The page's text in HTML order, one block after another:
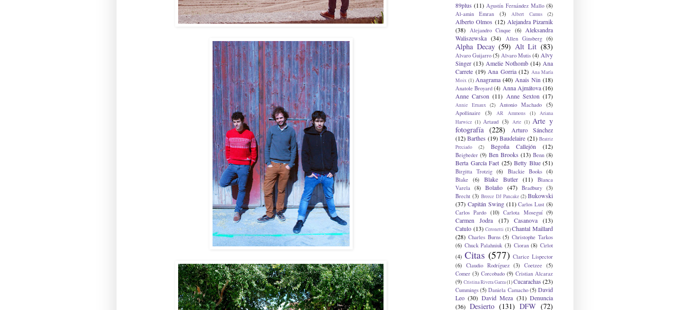
89plus (11) Agustín Fernández Mallo (8)
Al-amin Emran
(3) Albert Camus (2)
Alberto Olmos (12) Alejandra Pizarnik
(38)
Alejandro Cinque (6)
Aleksandra
Waliszewska (34) Allen Ginsberg (6)
Alpha Decay (59) Alt Lit (83)
Alvaro Guijarro (5) Alvaro Mutis (4) Alvy
Singer (13) Amelie Nothomb (14) Ana
Carrete (19) Ana Gorria (12) Ana María
Moix (1) Anagrama (40) Anais Nin (18)
Anatole Broyard (4) Anna Ajmátova (16)
Anne Carson (11) Anne Sexton (17)
Annie Ernaux (2) Antonio Machado
(5)
Apollinaire
(3) AR Ammons (1)
Ariana
Harwicz (1) Artaud (3) Arte (1) Arte y
fotografía (228)
Arturo Sánchez
(12) Barthes (19) Baudelaire (21) Beatriz
Preciado
(2) Begoña Callejón (12)
Beigbeder (9) Ben Brooks (13) Benn (8)
Berta García Faet (25) Betty Blue (51)
Birgitta Trotzig (6) Blackie Books (4)
Blake
(6) Blake Butler (11)
Blanca
Varela
(8) Bolaño (47) Bradbury (3)
Brecht (3) Breece DJ Pancake (2) Bukowski
(37) Capitán Swing (11) Carlos Lust (8)
Carlos Pardo (10) Carlota Moseguí (9)
Carmen Jodra (17) Casanova
(13)
Catulo (13) Ceronetti (1) Chantal Maillard
(28) Charles Burns (5) Christophe Tarkos
(6) Chuck Palahniuk (3) Cioran (8) Cirlot
(4) Citas (577) Clarice Lispector
(6)
Claudio Rodríguez (3) Coetzee (5)
Comer (3) Corcobado (9) Cristian Alcaraz
(9) Cristina Rivera Garza(1)Cucarachas (23)
Cummings (5) Daniela Camacho (5) David
Leo (30) David Meza (31) Denuncia
(36) Desierto (131) DFW (72)